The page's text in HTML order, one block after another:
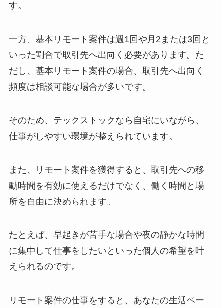
す。
一方、基本リモート案件は週1回や月2または3回と
いった割合で取引先へ出向く必要があります。た
だし、基本リモート案件の場合、取引先へ出向く
頻度は相談可能な場合が多いです。
そのため、テックストックなら自宅にいながら、
仕事がしやすい環境が整えられています。
また、リモート案件を獲得すると、取引先への移
動時間を有効に使えるだけでなく、働く時間と場
所を自由に決められます。
たとえば、早起きが苦手な場合や夜の静かな時間
に集中して仕事をしたいといった個人の希望を叶
えられるのです。
リモート案件の仕事をすると、あなたの生活ペー